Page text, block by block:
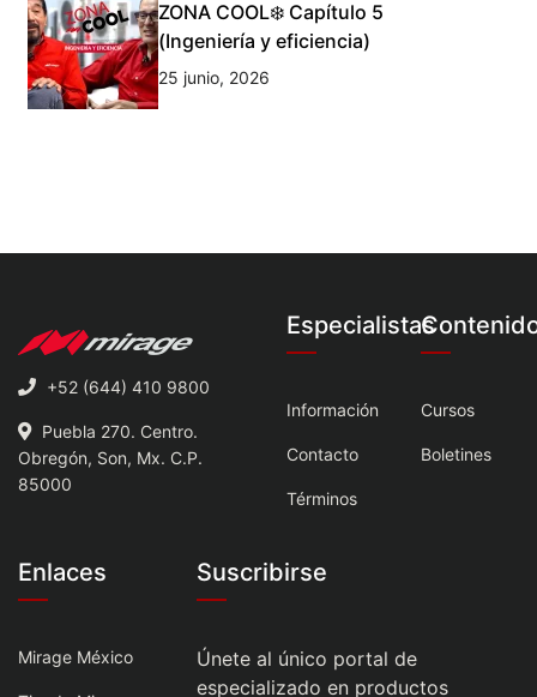
ZONA COOL❄️ Capítulo 5
(Ingeniería y eficiencia)
25 junio, 2026
+52 (644) 410 9800
Puebla 270. Centro.
Obregón, Son, Mx. C.P.
85000
Especialistas
Información
Contacto
Términos
Cursos
Boletines
Enlaces
Mirage México
Suscribirse
Únete al único portal de
especializado en productos